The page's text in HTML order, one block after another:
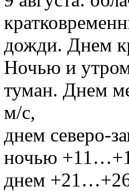
дожди. Днем
Ночью и
туман. Днем
м/с,
днем северо-
ночью
днем